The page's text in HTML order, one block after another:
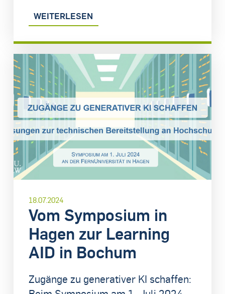
WEITERLESEN
18.07.2024
Vom Symposium in
Hagen zur Learning
AID in Bochum
Zugänge zu generativer KI schaffen: